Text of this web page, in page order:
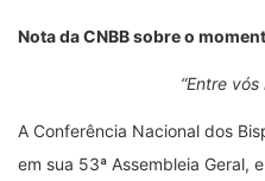
Nota da CNBB sobre o
“Entre
A Conferência Nacional dos
em sua 53ª Assembleia Geral,